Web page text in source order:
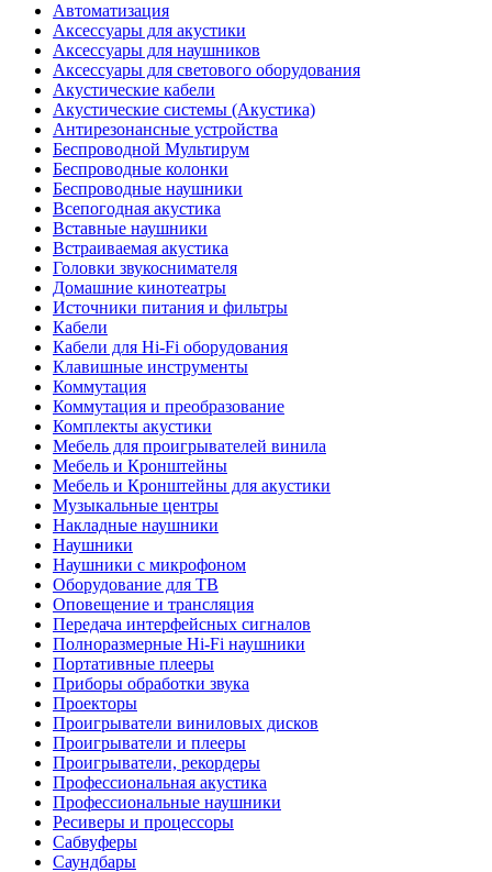
Автоматизация
Аксессуары для акустики
Аксессуары для наушников
Аксессуары для светового оборудования
Акустические кабели
Акустические системы (Акустика)
Антирезонансные устройства
Беспроводной Мультирум
Беспроводные колонки
Беспроводные наушники
Всепогодная акустика
Вставные наушники
Встраиваемая акустика
Головки звукоснимателя
Домашние кинотеатры
Источники питания и фильтры
Кабели
Кабели для Hi-Fi оборудования
Клавишные инструменты
Коммутация
Коммутация и преобразование
Комплекты акустики
Мебель для проигрывателей винила
Мебель и Кронштейны
Мебель и Кронштейны для акустики
Музыкальные центры
Накладные наушники
Наушники
Наушники с микрофоном
Оборудование для ТВ
Оповещение и трансляция
Передача интерфейсных сигналов
Полноразмерные Hi-Fi наушники
Портативные плееры
Приборы обработки звука
Проекторы
Проигрыватели виниловых дисков
Проигрыватели и плееры
Проигрыватели, рекордеры
Профессиональная акустика
Профессиональные наушники
Ресиверы и процессоры
Сабвуферы
Саундбары